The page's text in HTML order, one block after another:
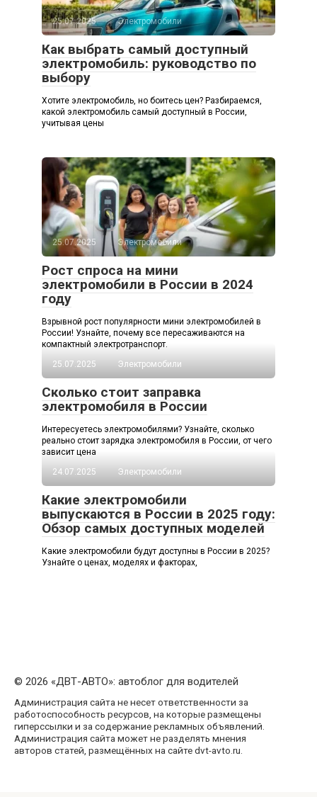
25.07.2025 Электромобили
Как выбрать самый доступный
электромобиль: руководство по
выбору
Хотите электромобиль, но боитесь цен? Разбираемся,
какой электромобиль самый доступный в России,
учитывая цены
25.07.2025 Электромобили
Рост спроса на мини
электромобили в России в 2024
году
Взрывной рост популярности мини электромобилей в
России! Узнайте, почему все пересаживаются на
компактный электротранспорт.
25.07.2025
Электромобили
Сколько стоит заправка
электромобиля в России
Интересуетесь электромобилями? Узнайте, сколько
реально стоит зарядка электромобиля в России, от чего
зависит цена
24.07.2025
Электромобили
Какие электромобили
выпускаются в России в 2025 году:
Обзор самых доступных моделей
Какие электромобили будут доступны в России в 2025?
Узнайте о ценах, моделях и факторах,
© 2026 «ДВТ-АВТО»: автоблог для водителей
Администрация сайта не несет ответственности за
работоспособность ресурсов, на которые размещены
гиперссылки и за содержание рекламных объявлений.
Администрация сайта может не разделять мнения
авторов статей, размещённых на сайте dvt-avto.ru.